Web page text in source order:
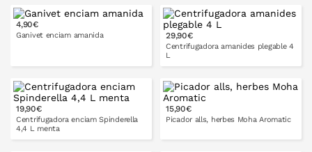
A LA CISTELLA
4,90€
Ganivet enciam amanida
A LA CISTELLA
29,90€
Centrifugadora amanides plegable 4
L
A LA CISTELLA
19,90€
Centrifugadora enciam Spinderella
4,4 L menta
15,90€
Picador alls, herbes Moha Aromatic